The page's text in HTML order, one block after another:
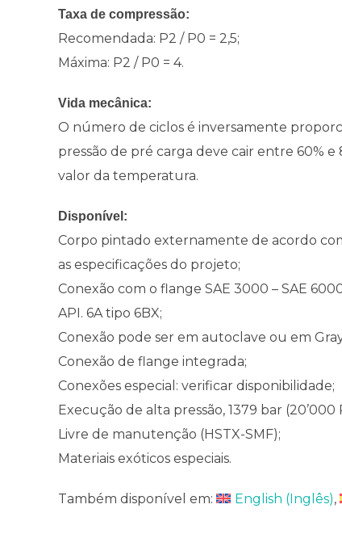
Taxa de compressão:
Recomendada: P2 / P0 = 2,5;
Máxima: P2 / P0 = 4.
Vida mecânica:
O número de ciclos é inversamente
pressão de pré carga deve cair entre 60%
valor da temperatura.
Disponível:
Corpo pintado externamente de acordo
as especificações do projeto;
Conexão com o flange SAE 3000 – SAE
API. 6A tipo 6BX;
Conexão pode ser em autoclave ou em
Conexão de flange integrada;
Conexões especial: verificar disponibilidade;
Execução de alta pressão, 1379 bar (20’000
Livre de manutenção (HSTX-SMF);
Materiais exóticos especiais.
Também disponível em: English (Inglês)